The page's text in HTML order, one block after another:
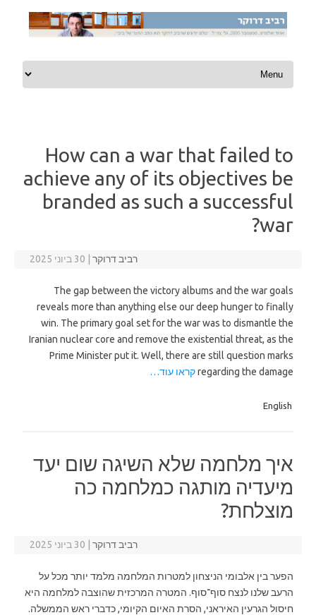
Skip to content
How can a war that failed to
achieve any of its objectives be
branded as such a successful
war?
רביב דרוקר 30 ביוני 2025
The gap between the victory albums and the war goals
reveals more than anything else our deep hunger to finally
win. The primary goal set for the war was to dismantle the
Iranian nuclear core and remove the existential threat, as the
Prime Minister put it. Well, there are still question marks
regarding the damageקראו עוד…
English
איך מלחמה שלא השיגה שום יעד
מיעדיה מותגה כמלחמה כה
מוצלחת?
רביב דרוקר 30 ביוני 2025
הפער בין אלבומי הניצחון למטרות המלחמה מלמד יותר מכל על
הרעב שלנו לנצח סוף־סוף. המטרה המרכזית שהוצבה למלחמה היא
חיסול הגרעין האיראני, הסרת האיום הקיומי, כדברי ראש הממשלה.